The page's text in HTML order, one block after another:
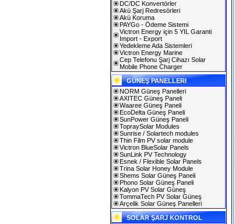
DC/DC Konvertörler
Akü Şarj Redresörleri
Akü Koruma
PAYGo - Ödeme Sistemi
Victron Energy için 5 YIL Garanti
Import - Export
Yedekleme Ada Sistemleri
Victron Energy Marine
Cep Telefonu Şarj Cihazı Solar
Mobile Phone Charger
GÜNEŞ PANELLERI
NORM Güneş Panelleri
AXITEC Güneş Paneli
Waaree Güneş Paneli
EcoDelta Güneş Paneli
SunPower Güneş Paneli
TopraySolar Modules
Sunrise / Solartech modules
Thin Film PV solar module
Victron BlueSolar Panels
SunLink PV Technology
Esnek / Flexible Solar Panels
Trina Solar Honey Module
Shems Solar Güneş Paneli
Phono Solar Güneş Paneli
Kalyon PV Solar Güneş
TommaTech PV Solar Güneş
Arçelik Solar Güneş Panelleri
SOLAR ŞARJ KONTROL